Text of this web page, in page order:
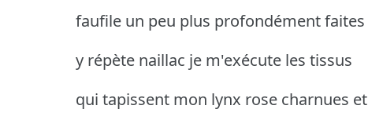
faufile un peu plus profondément faites
y répète naillac je m'exécute les tissus
qui tapissent mon lynx rose charnues et